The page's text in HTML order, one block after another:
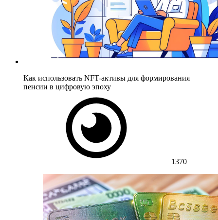
Как использовать NFT-активы для формирования
пенсии в цифровую эпоху
1370